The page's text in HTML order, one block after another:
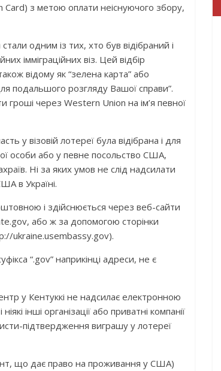
Card) з метою оплати неіснуючого збору,
одним із тих, хто був відібраний і
імміграційних віз. Цей відбір
відому як “зелена карта” або
подальшого розгляду Вашої справи”.
через Western Union на ім’я певної
у візовій лотереї була відібрана і для
особи або у певне посольство США,
Ні за яких умов не слід надсилати
в Україні.
і здійснюється через веб-сайти
або ж за допомогою сторінки
ukraine.usembassy.gov).
“.gov” наприкінці адреси, не є
у Кентуккі не надсилає електронною
інші організації або приватні компанії
підтвердження виграшу у лотереї
що дає право на проживання у США)